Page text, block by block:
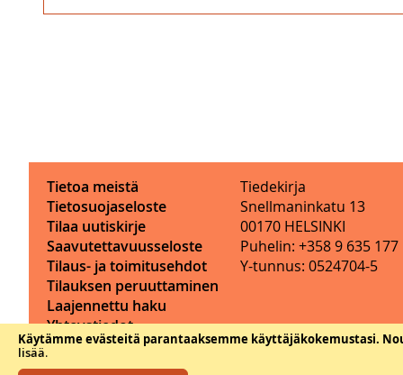
Käytämme evästeitä parantaaksemme käyttäjäkokemustasi.
lisää.
Tietoa meistä
Tietosuojaseloste
Tilaa uutiskirje
Saavutettavuusseloste
Tilaus- ja toimitusehdot
Tilauksen peruuttaminen
Laajennettu haku
Yhteystiedot
Tiedekirja
Snellmaninkatu 13
00170 HELSINKI
Puhelin: +358 9 635 177
Y-tunnus: 0524704-5